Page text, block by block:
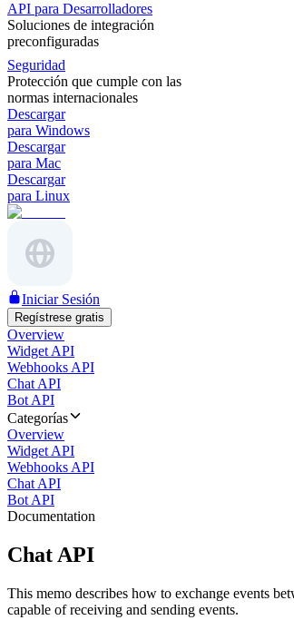
API para Desarrolladores
Soluciones de integración
preconfiguradas
Seguridad
Protección que cumple con las
normas internacionales
Descargar
para Windows
Descargar
para Mac
Descargar
para Linux
Iniciar Sesión
Regístrese gratis
Overview
Widget API
Webhooks API
Chat API
Bot API
Categorías
Overview
Widget API
Webhooks API
Chat API
Bot API
Documentation
Chat API
This memo describes how to exchange events
capable of receiving and sending events.